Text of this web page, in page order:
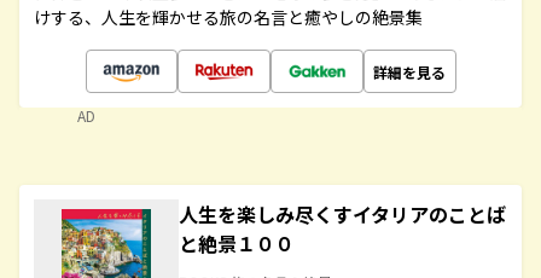
けする、人生を輝かせる旅の名言と癒やしの絶景集
詳細を見る
AD
人生を楽しみ尽くすイタリアのことば
と絶景１００